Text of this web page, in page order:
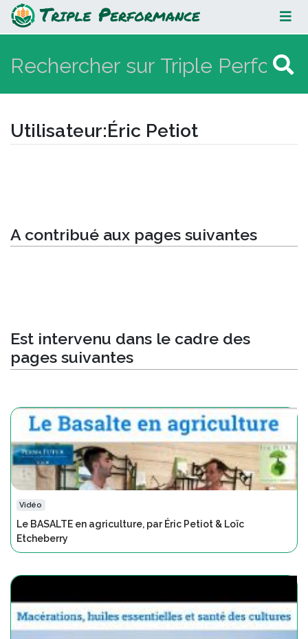
Éric Petiot
Utilisateur:Éric Petiot
A contribué aux pages suivantes
Est intervenu dans le cadre des
pages suivantes
Vidéo
Le BASALTE en agriculture, par Éric Petiot & Loïc
Etcheberry